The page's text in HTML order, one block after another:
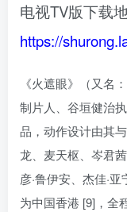
电视TV版下载
https://
《火遮眼》（又名
制片人、谷垣健治
品，动作设计由其
龙、麦天枢、岑君
彦·鲁伊安、杰佳·
为中国香港 [9]，全